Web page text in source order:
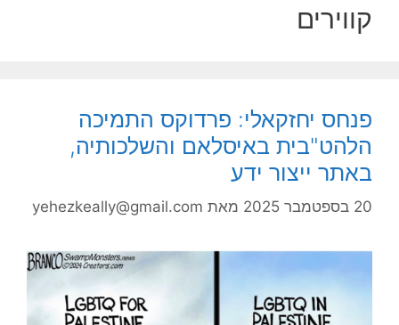
קווירים
פנחס יחזקאלי: פרדוקס התמיכה
הלהט"בית באיסלאם והשלכותיה,
באתר ייצור ידע
20 בספטמבר 2025 מאת yehezkeally@gmail.com